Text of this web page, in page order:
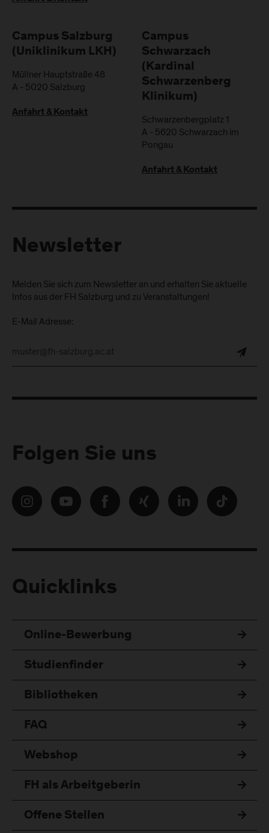
Campus Salzburg
(Uniklinikum LKH)
Müllner Hauptstraße 48
A - 5020 Salzburg
Anfahrt & Kontakt
Campus
Schwarzach
(Kardinal
Schwarzenberg
Klinikum)
Schwarzenbergplatz 1
A - 5620 Schwarzach im
Pongau
Anfahrt & Kontakt
Newsletter
Melden Sie sich zum Newsletter an und erhalten Sie aktuelle
Infos aus der FH Salzburg und zu Veranstaltungen!
E-Mail Adresse:
Folgen Sie uns
Quicklinks
Online-Bewerbung
Studienfinder
Bibliotheken
FAQ
Webshop
FH als Arbeitgeberin
Offene Stellen